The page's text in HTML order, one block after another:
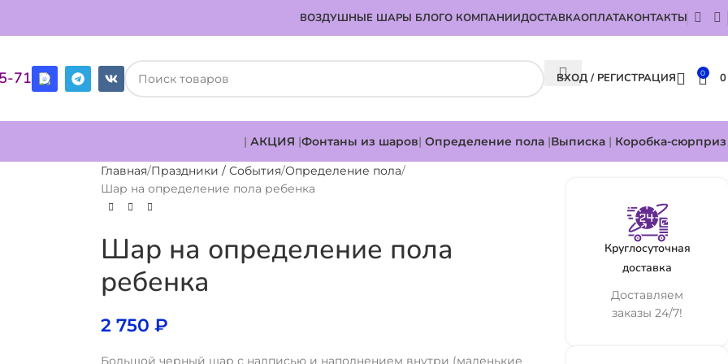
ВОЗДУШНЫЕ ШАРЫ БЛОГО КОМПАНИИДОСТАВКАОПЛАТАКОНТАКТЫ
71 ВХОД / РЕГИСТРАЦИЯ 0
| АКЦИЯ |Фонтаны из шаров| Определение пола |Выписка | Коробка-сюрприз
Главная Праздники / События Определение пола
Шар на определение пола ребенка
Шар на определение пола
ребенка
2 750₽
Большой черный шар с надписью и наполнением внутри (маленькие
Круглосуточная
доставка
Доставляем
заказы 24/7!